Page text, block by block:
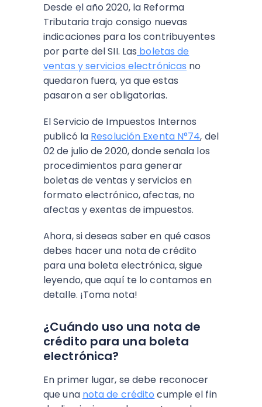
Desde el año 2020, la Reforma
Tributaria trajo consigo nuevas
indicaciones para los contribuyentes
por parte del SII. Las boletas de
ventas y servicios electrónicas no
quedaron fuera, ya que estas
pasaron a ser obligatorias.
El Servicio de Impuestos Internos
publicó la Resolución Exenta N°74, del
02 de julio de 2020, donde señala los
procedimientos paragenerar
boletas de ventas y servicios en
formato electrónico, afectas, no
afectas y exentas de impuestos.
Ahora, si deseas saber en qué casos
debes hacer una nota de crédito
para una boleta electrónica, sigue
leyendo, que aquí te lo contamos en
detalle. ¡Toma nota!
¿Cuándo uso una nota de
crédito para una boleta
electrónica?
En primer lugar, se debe reconocer
que una nota de crédito cumple el fin